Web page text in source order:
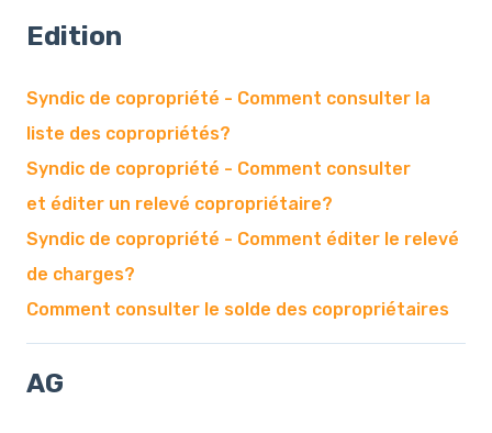
Edition
Syndic de copropriété - Comment consulter la
liste des copropriétés?
Syndic de copropriété - Comment consulter
et éditer un relevé copropriétaire?
Syndic de copropriété - Comment éditer le relevé
de charges?
Comment consulter le solde des copropriétaires
AG